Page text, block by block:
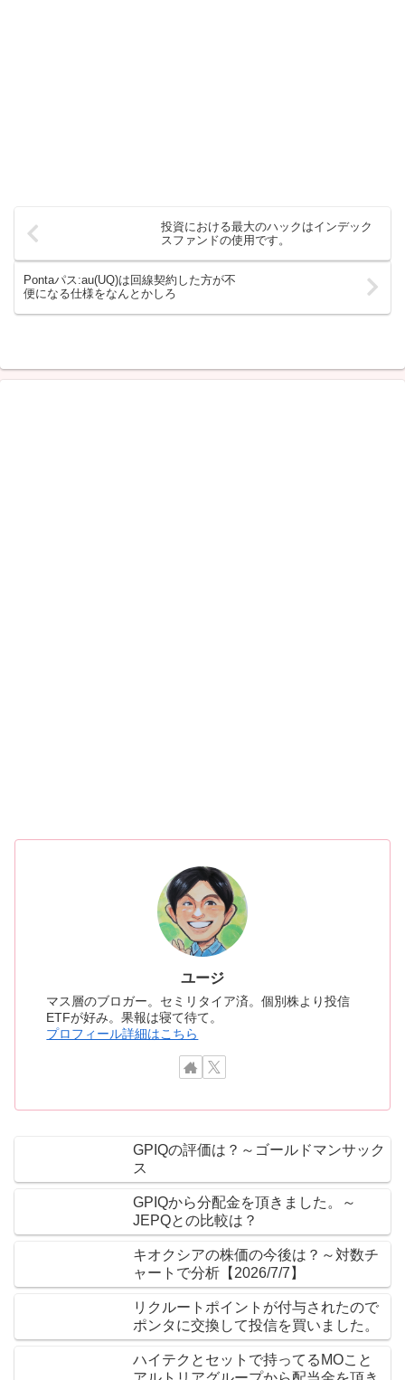
投資における最大のハックはインデック
スファンドの使用です。
Pontaパス:au(UQ)は回線契約した方が不
便になる仕様をなんとかしろ
ユージ
マス層のブロガー。セミリタイア済。個別株より投信
ETFが好み。果報は寝て待て。
プロフィール詳細はこちら
GPIQの評価は？～ゴールドマンサック
ス
GPIQから分配金を頂きました。～
JEPQとの比較は？
キオクシアの株価の今後は？～対数チ
ャートで分析【2026/7/7】
リクルートポイントが付与されたので
ポンタに交換して投信を買いました。
ハイテクとセットで持ってるMOこと